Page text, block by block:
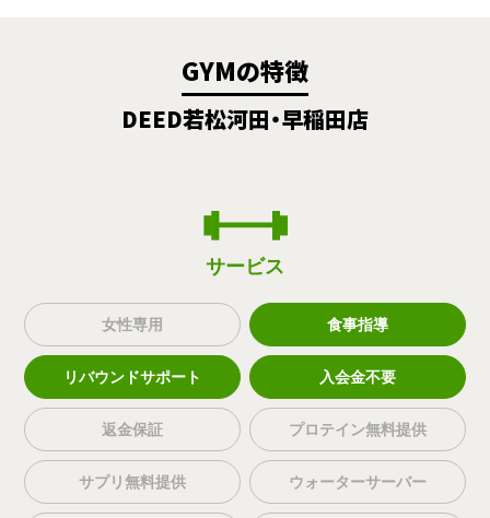
GYMの特徴
DEED若松河田・早稲田店
サービス
女性専用 食事指導
リバウンドサポート 入会金不要
返金保証 プロテイン無料提供
サプリ無料提供 ウォーターサーバー